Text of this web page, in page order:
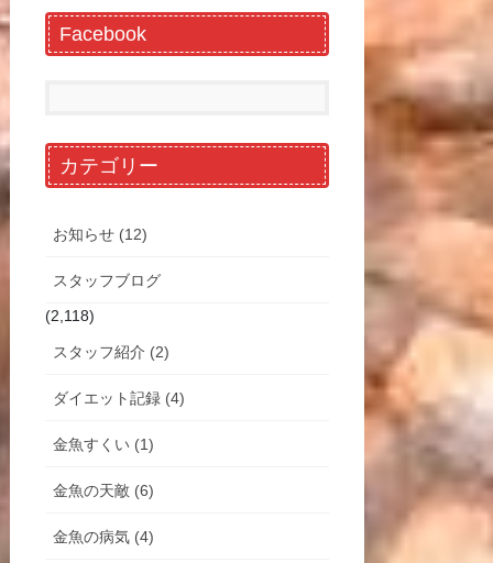
Facebook
カテゴリー
お知らせ (12)
スタッフブログ
(2,118)
スタッフ紹介 (2)
ダイエット記録 (4)
金魚すくい (1)
金魚の天敵 (6)
金魚の病気 (4)